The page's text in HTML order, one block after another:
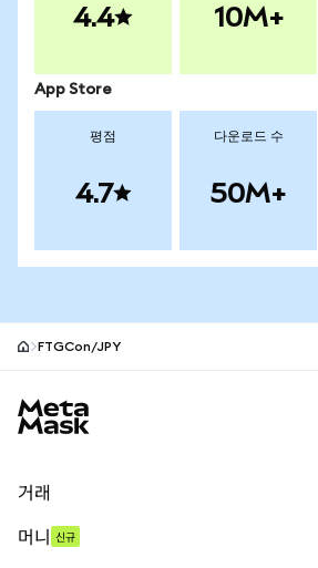
4.4 10M+
App Store
평점
4.7
다운로드 수
50M+
FTGCon/JPY
거래
머니 신규